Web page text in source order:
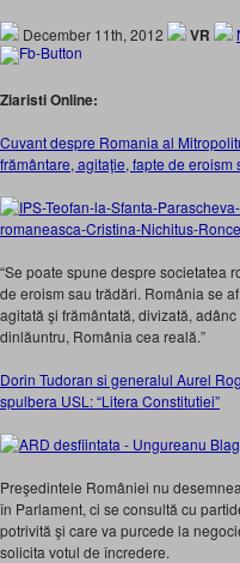
December 11th, 2012 VR
Ziaristi Online:
Cuvant despre Romania al
frământare, agitaţie, fapte de eroism
“Se poate spune despre societatea
de eroism sau trădări. România se
agitată şi frământată, divizată,
dinlăuntru, România cea reală.”
Dorin Tudoran si generalul Aurel
spulbera USL: “Litera Constitutiei”
Preşedintele României nu
în Parlament, ci se consultă cu
potrivită şi care va purcede la
solicita votul de încredere.